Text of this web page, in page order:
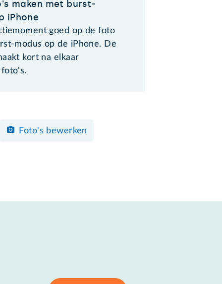
maken met burst-
iPhone
goed op de foto
modus op de iPhone. De
kort na elkaar
Foto's bewerken